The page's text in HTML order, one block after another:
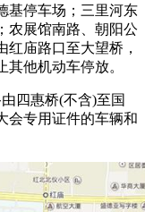
基停车场；三里河东
农展馆南路、朝阳公
红庙路口至大望桥，
他机动车停放。
四惠桥(不含)至国
会专用证件的车辆和